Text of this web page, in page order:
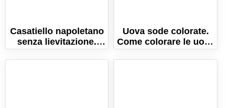
Casatiello napoletano
senza lievitazione.
Ricetta facile e veloce!
Uova sode colorate.
Come colorare le uova
con coloranti naturali!